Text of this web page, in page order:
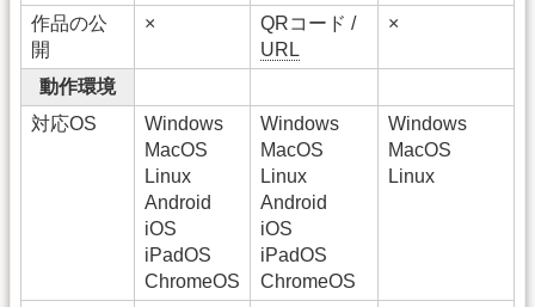
作品の公
開
×
QRコード /
URL
×
動作環境
対応OS
Windows
MacOS
Linux
Android
iOS
iPadOS
ChromeOS
Windows
MacOS
Linux
Android
iOS
iPadOS
ChromeOS
Windows
MacOS
Linux